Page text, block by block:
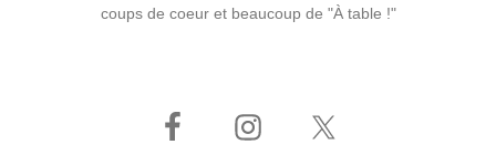
coups de coeur et beaucoup de "À table !"